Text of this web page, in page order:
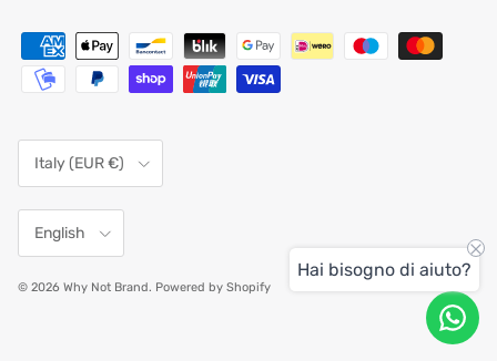
Italy (EUR €)
English
© 2026 Why Not Brand. Powered by Shopify
Hai bisogno di aiuto?